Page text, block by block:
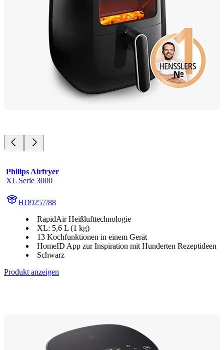
Philips Airfryer
XL Serie 3000
HD9257/88
RapidAir Heißlufttechnologie
XL: 5,6 L (1 kg)
13 Kochfunktionen in einem Gerät
HomeID App zur Inspiration mit Hunderten Rezeptideen
Schwarz
Produkt anzeigen